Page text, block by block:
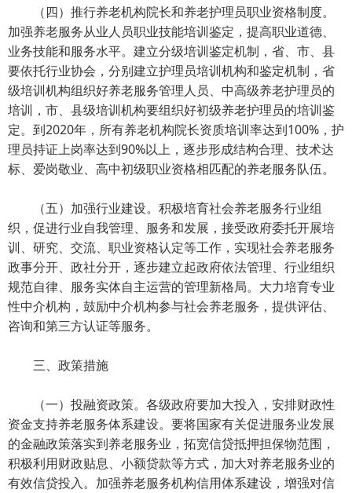
（四）推行养老机构院长和养老护理员职业资格制度。
加强养老服务从业人员职业技能培训鉴定，提高职业道德、
业务技能和服务水平。建立分级培训鉴定机制，省、市、县
要依托行业协会，分别建立护理员培训机构和鉴定机制，省
级培训机构组织好养老服务管理人员、中高级养老护理员的
培训，市、县级培训机构要组织好初级养老护理员的培训鉴
定。到2020年，所有养老机构院长资质培训率达到100%，护
理员持证上岗率达到90%以上，逐步形成结构合理、技术达
标、爱岗敬业、高中初级职业资格相匹配的养老服务队伍。
（五）加强行业建设。积极培育社会养老服务行业组
织，促进行业自我管理、服务和发展，接受政府委托开展培
训、研究、交流、职业资格认定等工作，实现社会养老服务
政事分开、政社分开，逐步建立起政府依法管理、行业组织
规范自律、服务实体自主运营的管理新格局。大力培育专业
性中介机构，鼓励中介机构参与社会养老服务，提供评估、
咨询和第三方认证等服务。
三、政策措施
（一）投融资政策。各级政府要加大投入，安排财政性
资金支持养老服务体系建设。要将国家有关促进服务业发展
的金融政策落实到养老服务业，拓宽信贷抵押担保物范围，
积极利用财政贴息、小额贷款等方式，加大对养老服务业的
有效信贷投入。加强养老服务机构信用体系建设，增强对信